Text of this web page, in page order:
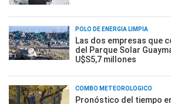
POLO DE ENERGÍA LIMPIA
Las dos empresas que
del Parque Solar
U$S5,7 millones
COMBO METEOROLÓGICO
Pronóstico del tiempo